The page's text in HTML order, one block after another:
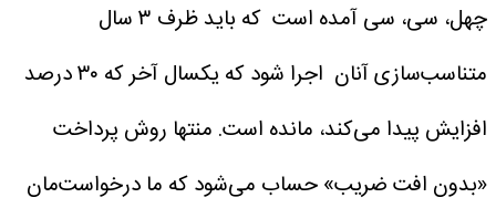
چهل، سی، سی آمده است که باید ظرف ۳ سال
متناسب‌سازی آنان اجرا شود که یکسال آخر که ۳۰ درصد
افزایش پیدا می‌کند، مانده است. منتها روش پرداخت
«بدون افت ضریب» حساب می‌شود که ما درخواست‌مان